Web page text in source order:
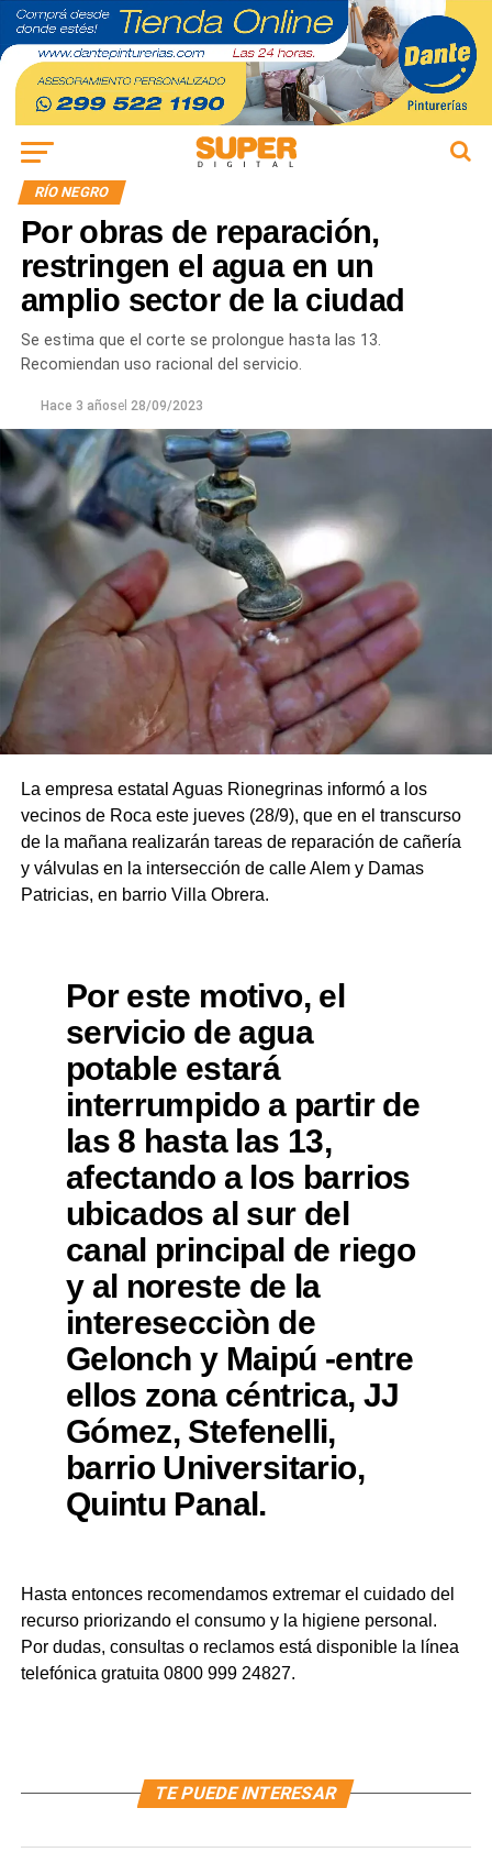
RÍO NEGRO
Por obras de reparación,
restringen el agua en un
amplio sector de la ciudad
Se estima que el corte se prolongue hasta las 13.
Recomiendan uso racional del servicio.
Hace 3 añosel 28/09/2023
La empresa estatal Aguas Rionegrinas informó a los
vecinos de Roca este jueves (28/9), que en el transcurso
de la mañana realizarán tareas de reparación de cañería
y válvulas en la intersección de calle Alem y Damas
Patricias, en barrio Villa Obrera.
Por este motivo, el
servicio de agua
potable estará
interrumpido a partir de
las 8 hasta las 13,
afectando a los barrios
ubicados al sur del
canal principal de riego
y al noreste de la
interesecciòn de
Gelonch y Maipú -entre
ellos zona céntrica, JJ
Gómez, Stefenelli,
barrio Universitario,
Quintu Panal.
Hasta entonces recomendamos extremar el cuidado del
recurso priorizando el consumo y la higiene personal.
Por dudas, consultas o reclamos está disponible la línea
telefónica gratuita 0800 999 24827.
TE PUEDE INTERESAR